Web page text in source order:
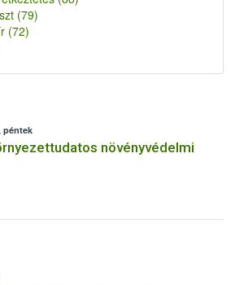
(79)
(72)
péntek
növényvédelmi